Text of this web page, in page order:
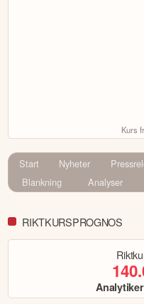
Kurs
Start Nyheter
Blankning
Analyser
RIKTKURSPROGNOS